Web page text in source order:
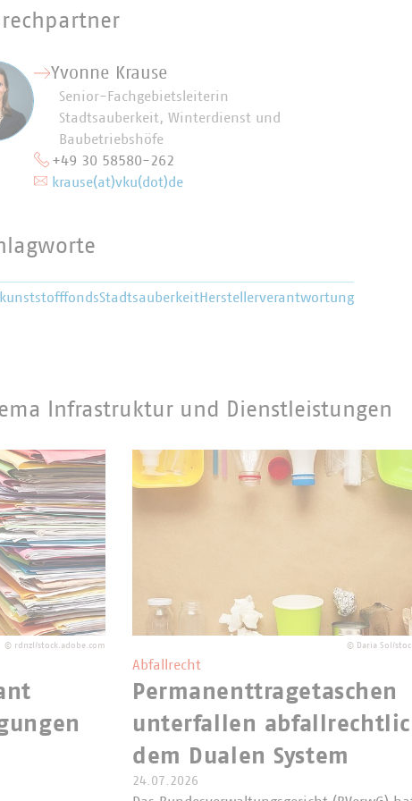
Yvonne Krause
Senior-Fachgebietsleiterin
Stadtsauberkeit, Winterdienst und
Baubetriebshöfe
+49 30 58580-262
krause(at)vku(dot)de
Stadtsauberkeit Herstellerverantwortung
Infrastruktur und Dienstleistungen
© rdnzl/stock.adobe.com © Daria Sol/
Abfallrecht
Permanenttragetaschen
unterfallen
dem Dualen System
24.07.2026